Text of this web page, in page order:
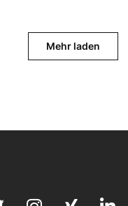
Mehr laden